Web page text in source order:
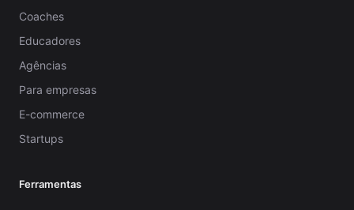
Coaches
Educadores
Agências
Para empresas
E-commerce
Startups
Ferramentas